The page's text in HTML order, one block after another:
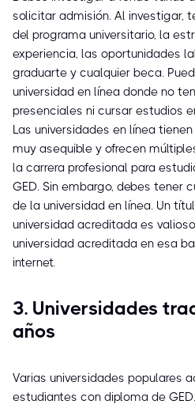
solicitar admisión. Al investigar,
del programa universitario, la
experiencia, las oportunidades
graduarte y cualquier beca.
universidad en línea donde no
presenciales ni cursar estudios
Las universidades en línea
muy asequible y ofrecen
la carrera profesional para
GED. Sin embargo, debes tener
de la universidad en línea. Un
universidad acreditada es
universidad acreditada en esa
internet.
3. Universidades
años
Varias universidades populares
estudiantes con diploma de